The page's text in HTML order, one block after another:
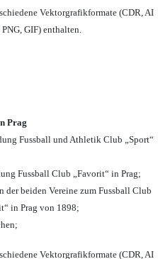
Vektorgrafikformate (CDR, AI
GIF) enthalten.
Prag
Fussball und Athletik Club „Sport“
Fussball Club „Favorit“ in Prag;
der beiden Vereine zum Fussball Club
in Prag von 1898;
Vektorgrafikformate (CDR, AI